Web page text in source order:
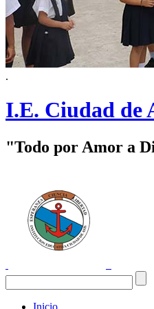
.
I.E. Ciudad de
"Todo por Amor a
Inicio